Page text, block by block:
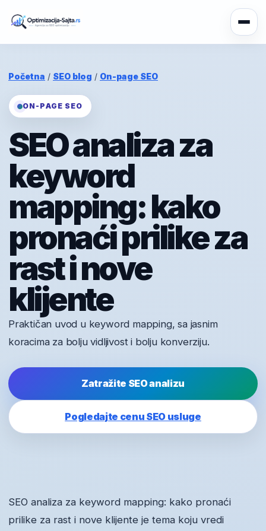
Početna / SEO blog / On-page SEO
ON-PAGE SEO
SEO analiza za
keyword
mapping: kako
pronaći prilike za
rast i nove
klijente
Praktičan uvod u keyword mapping, sa jasnim
koracima za bolju vidljivost i bolju konverziju.
Zatražite SEO analizu
Pogledajte cenu SEO usluge
SEO analiza za keyword mapping: kako pronaći
prilike za rast i nove klijente je tema koju vredi